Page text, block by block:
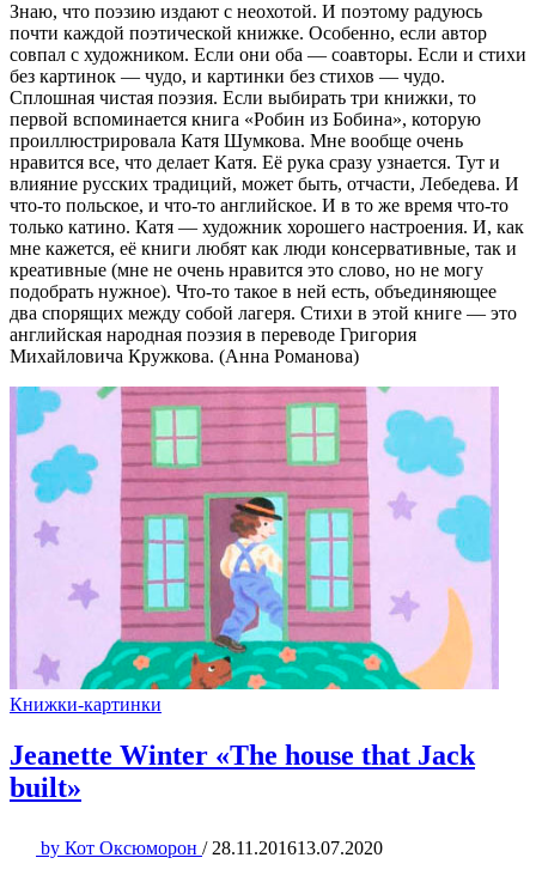
Знаю, что поэзию издают с неохотой. И поэтому радуюсь
почти каждой поэтической книжке. Особенно, если автор
совпал с художником. Если они оба — соавторы. Если и стихи
без картинок — чудо, и картинки без стихов — чудо.
Сплошная чистая поэзия. Если выбирать три книжки, то
первой вспоминается книга «Робин из Бобина», которую
проиллюстрировала Катя Шумкова. Мне вообще очень
нравится все, что делает Катя. Её рука сразу узнается. Тут и
влияние русских традиций, может быть, отчасти, Лебедева. И
что-то польское, и что-то английское. И в то же время что-то
только катино. Катя — художник хорошего настроения. И, как
мне кажется, её книги любят как люди консервативные, так и
креативные (мне не очень нравится это слово, но не могу
подобрать нужное). Что-то такое в ней есть, объединяющее
два спорящих между собой лагеря. Стихи в этой книге — это
английская народная поэзия в переводе Григория
Михайловича Кружкова. (Анна Романова)
Книжки-картинки
Jeanette Winter «The house that Jack
built»
by Кот Оксюморон / 28.11.201613.07.2020